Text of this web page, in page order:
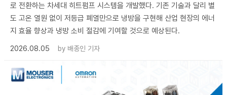
로 전환하는 차세대 히트펌프 시스템을 개발했다. 기존 기술과 달리 별
도 고온 열원 없이 저등급 폐열만으로 냉방을 구현해 산업 현장의 에너
지 효율 향상과 냉방 소비 절감에 기여할 것으로 예상된다.
2026.08.05
by 배종인 기자